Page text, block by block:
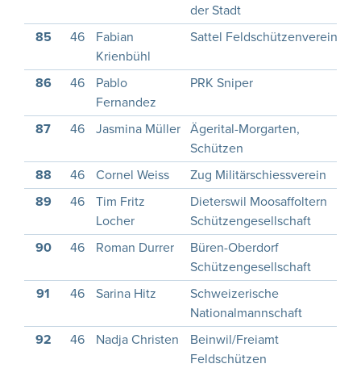
der Stadt
85 46
Fabian
Krienbühl
Sattel Feldschützenverein
86 46
Pablo
Fernandez
PRK Sniper
87 46 Jasmina Müller
Ägerital-Morgarten,
Schützen
88 46 Cornel Weiss Zug Militärschiessverein
89
46
Tim Fritz
Locher
Dieterswil Moosaffoltern
Schützengesellschaft
90 46 Roman Durrer
Büren-Oberdorf
Schützengesellschaft
91 46 Sarina Hitz
Schweizerische
Nationalmannschaft
92 46 Nadja Christen
Beinwil/Freiamt
Feldschützen